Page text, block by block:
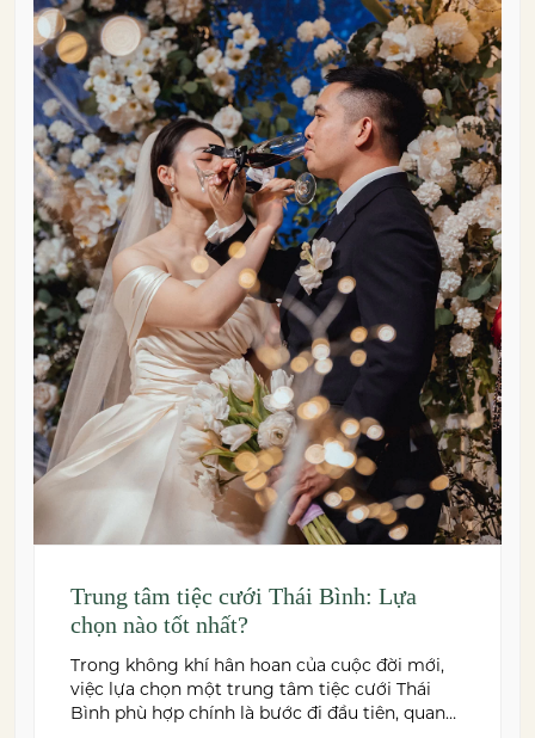
Trung tâm tiệc cưới Thái Bình: Lựa
chọn nào tốt nhất?
Trong không khí hân hoan của cuộc đời mới,
việc lựa chọn một trung tâm tiệc cưới Thái
Bình phù hợp chính là bước đi đầu tiên, quan